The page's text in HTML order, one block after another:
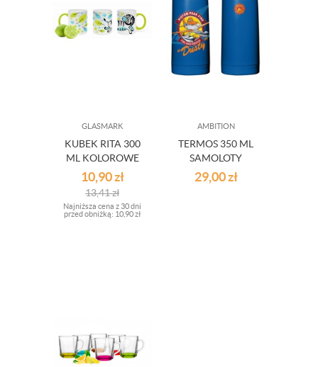
GLASMARK
KUBEK RITA 300
ML KOLOROWE
ZWIERZĄTKA
10,90zł
13,41zł
Najniższa cena z 30 dni
przed obniżką: 10,90 zł
AMBITION
TERMOS 350 ML
SAMOLOTY
DUSTY
29,00zł